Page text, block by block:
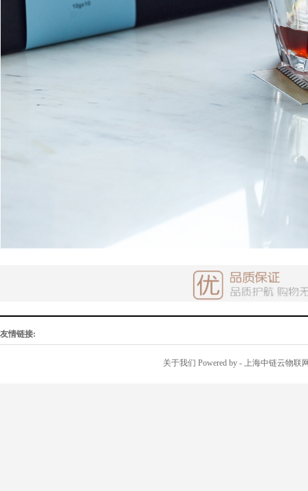
友情链接:
关于我们 Powered by - 上海中链云物联